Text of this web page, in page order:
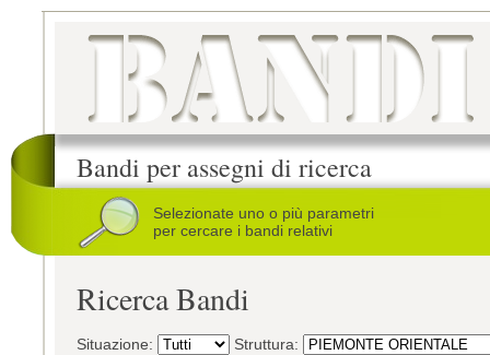
Bandi per assegni di ricerca
Selezionate uno o più parametri
per cercare i bandi relativi
Ricerca Bandi
Situazione: Struttura: